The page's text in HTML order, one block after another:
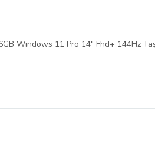
Windows 11 Pro 14" Fhd+ 144Hz